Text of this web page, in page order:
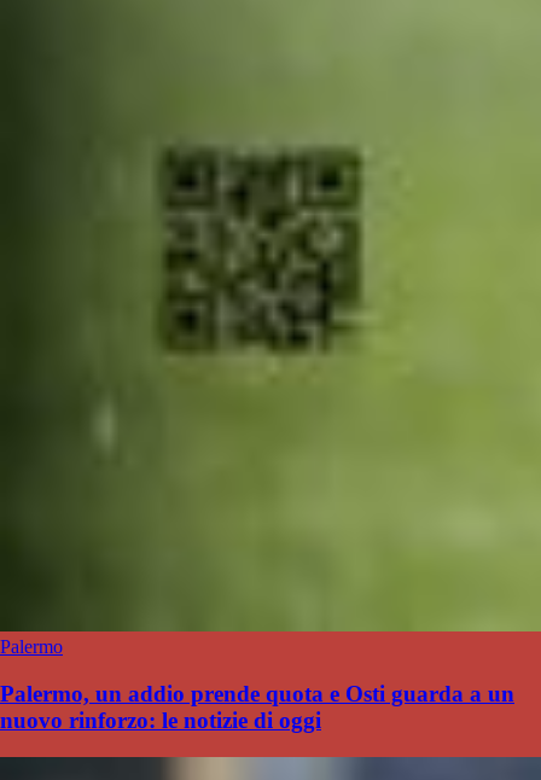
Palermo
Palermo, un addio prende quota e Osti guarda a un
nuovo rinforzo: le notizie di oggi